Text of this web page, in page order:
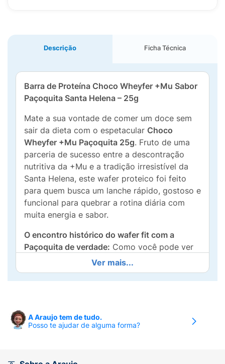
Descrição Ficha Técnica
Barra de Proteína Choco Wheyfer +Mu Sabor
Paçoquita Santa Helena – 25g
Mate a sua vontade de comer um doce sem
sair da dieta com o espetacular Choco
Wheyfer +Mu Paçoquita 25g. Fruto de uma
parceria de sucesso entre a descontração
nutritiva da +Mu e a tradição irresistível da
Santa Helena, este wafer proteico foi feito
para quem busca um lanche rápido, gostoso e
funcional para quebrar a rotina diária com
muita energia e sabor.
O encontro histórico do wafer fit com a
Paçoquita de verdade: Como você pode ver
na embalagem superdivertida exibida no
arquivoimage_7527b3.jpg, o produto traz os
mascotes icônicos de ambas as marcas
Proteínas com Paçoca
, cada mordida oferece
camadas finas e crocantes de wafer
Ver mais...
A Araujo tem de tudo.
Posso te ajudar de alguma forma?